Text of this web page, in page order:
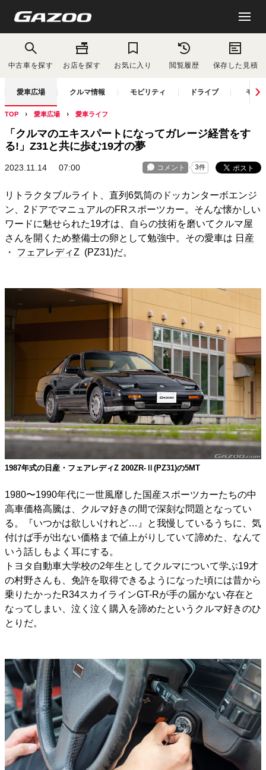
中古車を探す お店を探す お気に入り 閲覧履歴 保存した見積
愛車広場 クルマ情報 モビリティ ドライブ モー
TOP 愛車広場 愛車ライフ
「クルマのエキスパートになってガレージ経営をす
る!」Z31と共に歩む19才の夢
2023.11.14 07:00
リトラクタブルライト、直列6気筒のドッカンターボエンジ
ン、2ドアでマニュアルのFRスポーツカー。そんな懐かしい
ワードに魅せられた19才は、自らの技術を磨いてクルマ屋
さんを開くため整備士の卵として勉強中。その愛車は 日産
・
フェアレディZ (PZ31)だ。
1987年式の日産・フェアレディZ 200ZR-Ⅱ(PZ31)の5MT
1980〜1990年代に一世風靡した国産スポーツカーたちの中
高車価格高騰は、クルマ好きの間で深刻な問題となってい
る。『いつかは欲しいけれど…』と我慢しているうちに、気
付けば手が出ない価格まで値上がりしていて諦めた、なんて
いう話しもよく耳にする。
トヨタ自動車大学校の2年生としてクルマについて学ぶ19才
の村野さんも、免許を取得できるようになった頃には昔から
乗りたかったR34スカイラインGT-Rが手の届かない存在と
なってしまい、泣く泣く購入を諦めたというクルマ好きのひ
とりだ。